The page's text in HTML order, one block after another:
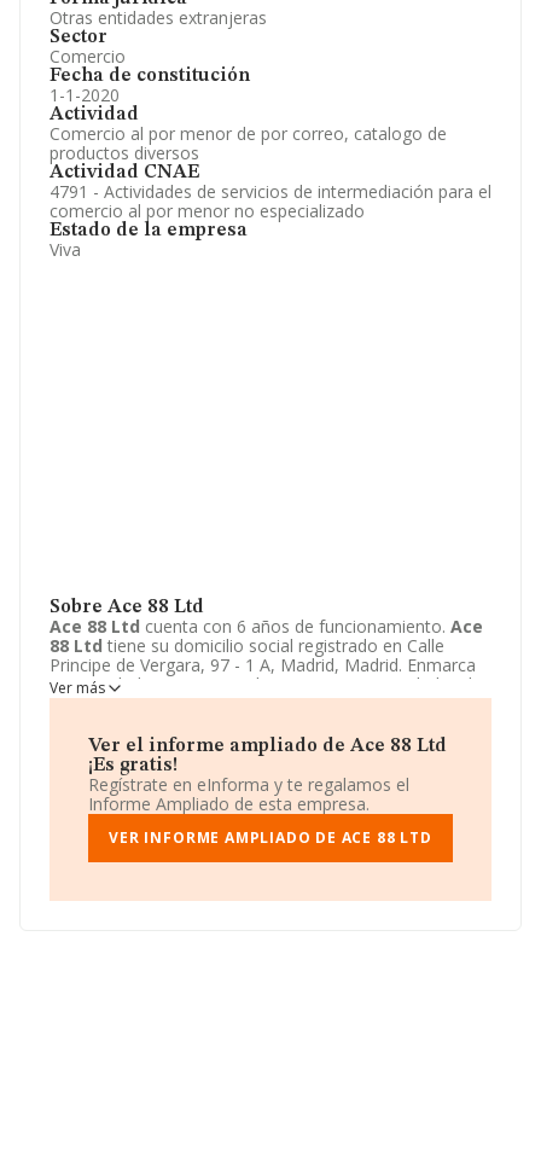
Otras entidades extranjeras
Sector
Comercio
Fecha de constitución
1-1-2020
Actividad
Comercio al por menor de por correo, catalogo de
productos diversos
Actividad CNAE
4791 - Actividades de servicios de intermediación para el
comercio al por menor no especializado
Estado de la empresa
Viva
Sobre Ace 88 Ltd
Ace 88 Ltd cuenta con 6 años de funcionamiento. Ace
88 Ltd tiene su domicilio social registrado en Calle
Principe de Vergara, 97 - 1 A, Madrid, Madrid. Enmarca
su actividad CNAE principal como 4791 - Actividades de
servicios de intermediación para el comercio al por
como Otras entidades extranjeras.
Ver más
Ver el informe ampliado de Ace 88 Ltd
¡Es gratis!
Regístrate en eInforma y te regalamos el
Informe Ampliado de esta empresa.
VER INFORME AMPLIADO DE ACE 88 LTD